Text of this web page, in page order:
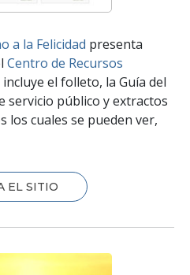
a la Felicidad presenta
Centro de Recursos
incluye el folleto, la Guía del
servicio público y extractos
los cuales se pueden ver,
EL SITIO